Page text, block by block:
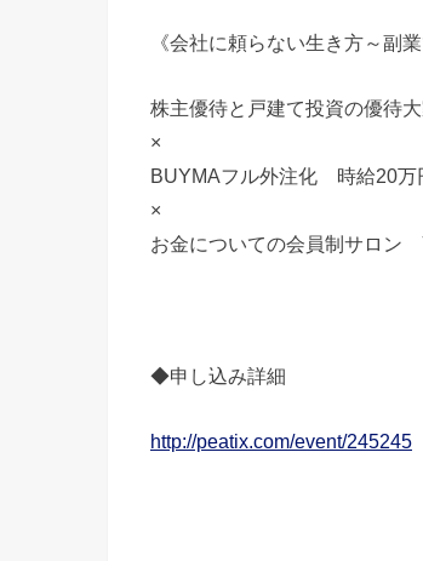
《会社に頼らない生き方～副
株主優待と戸建て投資の優待
×
BUYMAフル外注化 時給20万
×
お金についての会員制サロン
◆申し込み詳細
http://peatix.com/event/245245